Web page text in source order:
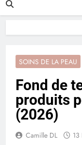
SOINS DE LA PEAU
Fond de
produits
(2026)
Camille DL